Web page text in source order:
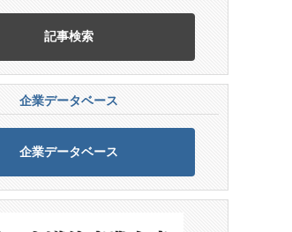
記事検索
企業データベース
企業データベース